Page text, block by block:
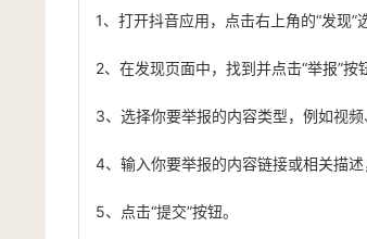
1、打开抖音应用，点击右上角的“发现”
2、在发现页面中，找到并点击“举报”按
3、选择你要举报的内容类型，例如视频
4、输入你要举报的内容链接或相关描述
5、点击“提交”按钮。